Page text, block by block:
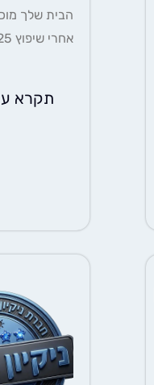
הבית שלך
אחרי שיפוץ 2025 – השיפוץ....
תקרא